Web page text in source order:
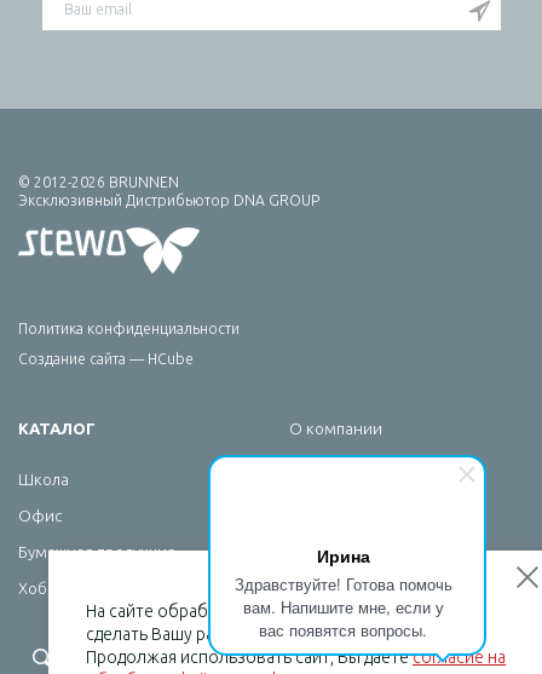
Ирина
Здравствуйте! Готова помочь
вам. Напишите мне, если у
вас появятся вопросы.
© 2012-2026 BRUNNEN
Эксклюзивный Дистрибьютор DNA GROUP
Политика конфиденциальности
Создание сайта — HCube
КАТАЛОГ
Школа
Офис
Бумажная продукция
Хобби
О компании
+7 (495) 232-07-08
На сайте обрабатываются файлы cookies, чтобы
сделать Вашу работу максимально удобной.
Продолжая использовать сайт, Вы даетесогласие на